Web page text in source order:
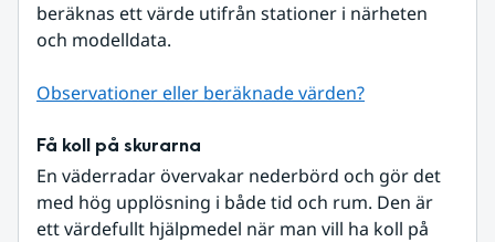
beräknas ett värde utifrån stationer i närheten
och modelldata.
Observationer eller beräknade värden?
Få koll på skurarna
En väderradar övervakar nederbörd och gör det
med hög upplösning i både tid och rum. Den är
ett värdefullt hjälpmedel när man vill ha koll på